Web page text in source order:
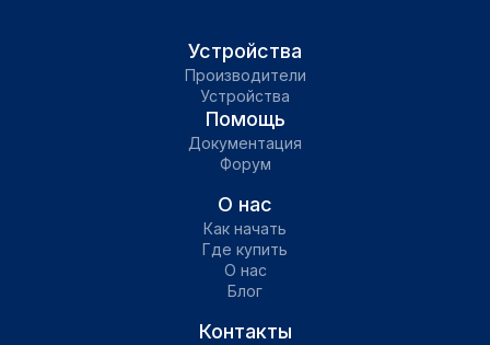
Устройства
Производители
Устройства
Помощь
Документация
Форум
О нас
Как начать
Где купить
О нас
Блог
Контакты